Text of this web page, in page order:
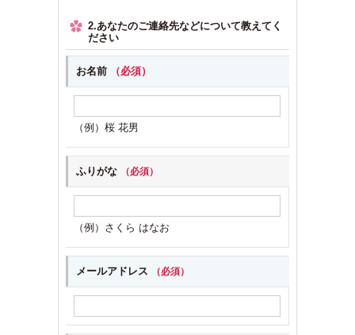
2.あなたのご連絡先などについて教えてく
ださい
お名前 （必須）
（例）桜 花男
ふりがな （必須）
（例）さくら はなお
メールアドレス （必須）